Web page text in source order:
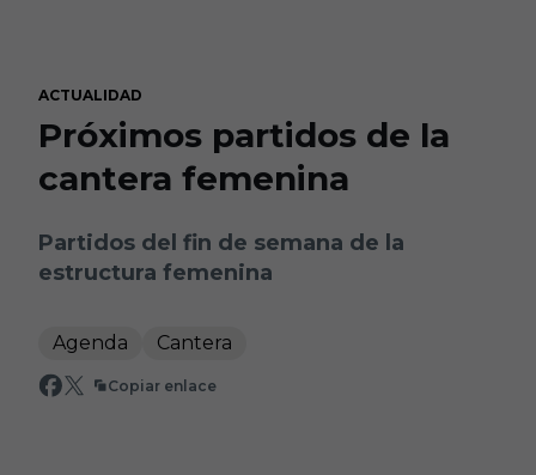
ACTUALIDAD
Próximos partidos de la
cantera femenina
Partidos del fin de semana de la
estructura femenina
Agenda Cantera
Copiar enlace